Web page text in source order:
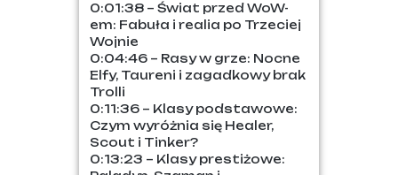
0:01:38 – Świat przed WoW-
em: Fabuła i realia po Trzeciej
Wojnie
0:04:46 – Rasy w grze: Nocne
Elfy, Taureni i zagadkowy brak
Trolli
0:11:36 – Klasy podstawowe:
Czym wyróżnia się Healer,
Scout i Tinker?
0:13:23 – Klasy prestiżowe: